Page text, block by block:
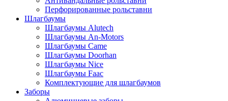
Перфорированные рольставни
Шлагбаумы
Шлагбаумы Alutech
Шлагбаумы An-Motors
Шлагбаумы Came
Шлагбаумы Doorhan
Шлагбаумы Nice
Шлагбаумы Faac
Комплектующие для шлагбаумов
Заборы